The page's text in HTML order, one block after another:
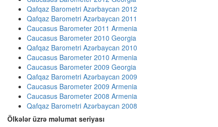
Qafqaz Barometri Azərbaycan 2012
Qafqaz Barometri Azərbaycan 2011
Caucasus Barometer 2011 Armenia
Caucasus Barometer 2010 Georgia
Qafqaz Barometri Azərbaycan 2010
Caucasus Barometer 2010 Armenia
Caucasus Barometer 2009 Georgia
Qafqaz Barometri Azərbaycan 2009
Caucasus Barometer 2009 Armenia
Caucasus Barometer 2008 Armenia
Qafqaz Barometri Azərbaycan 2008
Ölkələr üzrə məlumat seriyası